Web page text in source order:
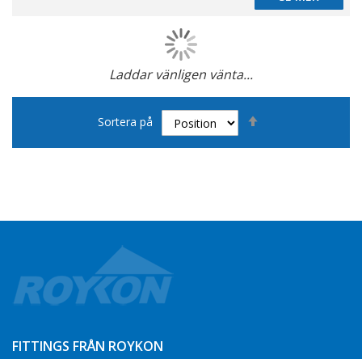
Laddar vänligen vänta...
Page
Sortera på
FITTINGS FRÅN ROYKON